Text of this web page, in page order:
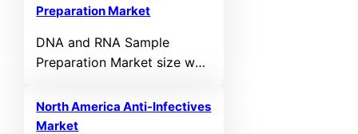
Preparation Market
DNA and RNA Sample
Preparation Market size was
in 2024 and is anticipated to
reach USD 4,265.72 million
North America Anti-Infectives
Market